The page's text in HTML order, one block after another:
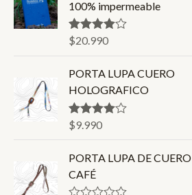
100% impermeable
Valorado en
$20.990
PORTA LUPA CUERO
HOLOGRAFICO
Valorado
$9.990
PORTA LUPA DE CUERO
CAFÉ